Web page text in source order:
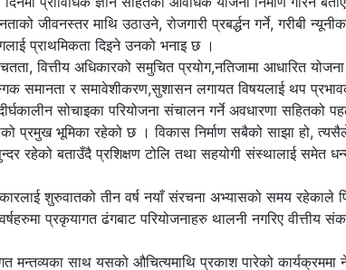
जीवनस्तर माथि उठाउने, रोजगारी प्रबर्द्धन गर्ने, गरीबी
प्राथमिकता दिइने उनको भनाइ छ ।
वित्तीय अधिकारको समुचित प्रयोग,नतिजामा आधारित योजना
समानता र समावेशीकरण,सुशासन लगायत विषयलाई थप
सोचाइका परियोजना संचालन गर्ने अवधारणा सहितको
प्रमुख भूमिका रहेको छ । विकास निर्माण सबैको साझा हो,
रहेको बताउँदै प्रशिक्षण टोलि तथा सहयोगी संस्थालाई समेत
शुरुवातको तीन वर्ष नयाँ संरचना अभ्यासको समय रहेकाले
प्रकृयागत ढंगबाट परियोजनाहरु थालनी नगरिए वीत्तीय
मन्तव्यका साथ यसको औचित्यमाथि प्रकाश पारेको कार्यक्रममा